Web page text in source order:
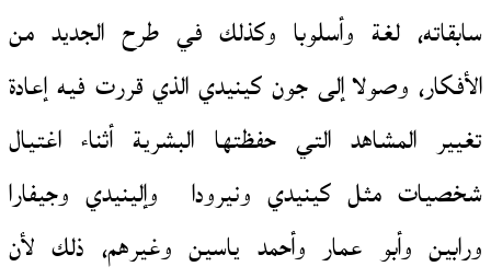
سابقاته، لغة وأسلوبا وكذلك في طرح الجديد من
الأفكار، وصولا إلى جون كينيدي الذي قررت فيه إعادة
تغيير المشاهد التي حفظتها البشرية أثناء اغتيال
شخصيات مثل كينيدي ونيرودا وإلينيدي وجيفارا
ورابين وأبو عمار وأحمد ياسين وغيرهم، ذلك لأن